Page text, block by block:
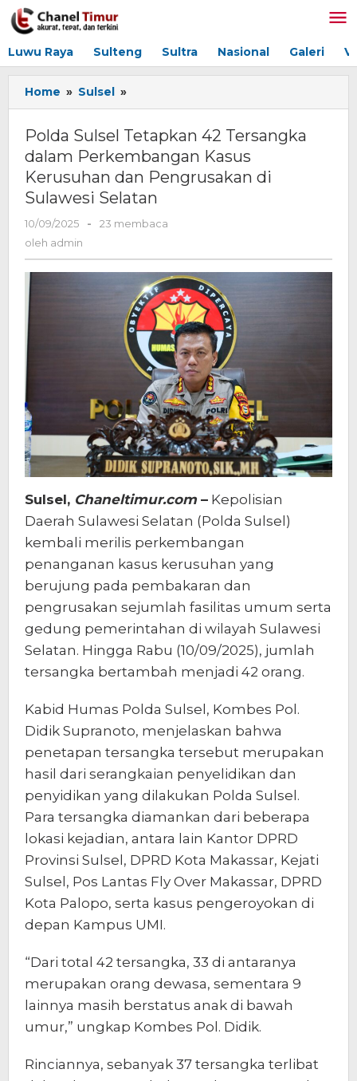
Lewati
ke
Luwu Raya Sulteng Sultra Nasional Galeri
Home » Sulsel »
Sulsel
42
Tersangka
dalam
Perkembangan
Kerusuhan
Pengrusakan
di
Sulawesi
Selatan
Polda Sulsel Tetapkan 42 Tersangka
dalam Perkembangan Kasus
Kerusuhan dan Pengrusakan di
Sulawesi Selatan
10/09/2025
oleh
-
23 membaca
oleh admin
Sulsel, Chaneltimur.com– Kepolisian
Daerah Sulawesi Selatan (Polda Sulsel)
kembali merilis perkembangan
penanganan kasus kerusuhan yang
berujung pada pembakaran dan
pengrusakan sejumlah fasilitas umum serta
gedung pemerintahan di wilayah Sulawesi
Selatan. Hingga Rabu (10/09/2025), jumlah
tersangka bertambah menjadi 42 orang.
Kabid Humas Polda Sulsel, Kombes Pol.
Didik Supranoto, menjelaskan bahwa
penetapan tersangka tersebut merupakan
hasil dari serangkaian penyelidikan dan
penyidikan yang dilakukan Polda Sulsel.
Para tersangka diamankan dari beberapa
lokasi kejadian, antara lain Kantor DPRD
Provinsi Sulsel, DPRD Kota Makassar, Kejati
Sulsel, Pos Lantas Fly Over Makassar, DPRD
Kota Palopo, serta kasus pengeroyokan di
depan Kampus UMI.
“Dari total 42 tersangka, 33 di antaranya
merupakan orang dewasa, sementara 9
lainnya masih berstatus anak di bawah
umur,” ungkap Kombes Pol. Didik.
Rinciannya, sebanyak 37 tersangka terlibat